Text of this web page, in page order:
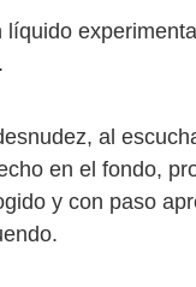
experimenta
al
en el fondo,
y con paso